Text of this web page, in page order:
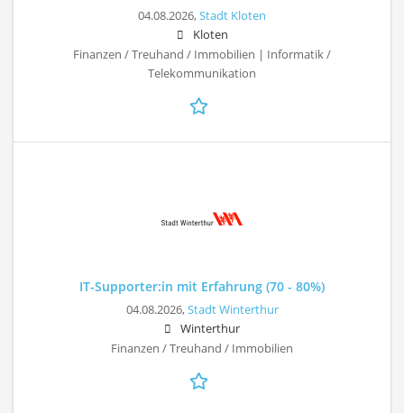
04.08.2026,Stadt Kloten
Kloten
Finanzen / Treuhand / Immobilien | Informatik /
Telekommunikation
IT-Supporter:in mit Erfahrung (70 - 80%)
04.08.2026,Stadt Winterthur
Winterthur
Finanzen / Treuhand / Immobilien